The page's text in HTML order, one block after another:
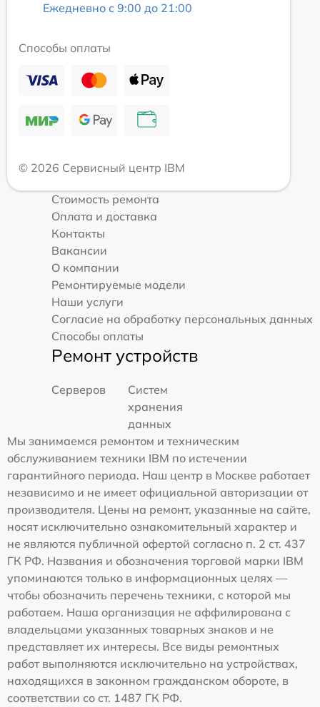
Ежедневно с 9:00 до 21:00
Способы оплаты
© 2026 Сервисный центр IBM
Стоимость ремонта
Оплата и доставка
Контакты
Вакансии
О компании
Ремонтируемые модели
Наши услуги
Согласие на обработку персональных данных
Способы оплаты
Ремонт устройств
Серверов
Систем
хранения
данных
Мы занимаемся ремонтом и техническим
обслуживанием техники IBM по истечении
гарантийного периода. Наш центр в Москве работает
независимо и не имеет официальной авторизации от
производителя. Цены на ремонт, указанные на сайте,
носят исключительно ознакомительный характер и
не являются публичной офертой согласно п. 2 ст. 437
ГК РФ. Названия и обозначения торговой марки IBM
упоминаются только в информационных целях —
чтобы обозначить перечень техники, с которой мы
работаем. Наша организация не аффилирована с
владельцами указанных товарных знаков и не
представляет их интересы. Все виды ремонтных
работ выполняются исключительно на устройствах,
находящихся в законном гражданском обороте, в
соответствии со ст. 1487 ГК РФ.